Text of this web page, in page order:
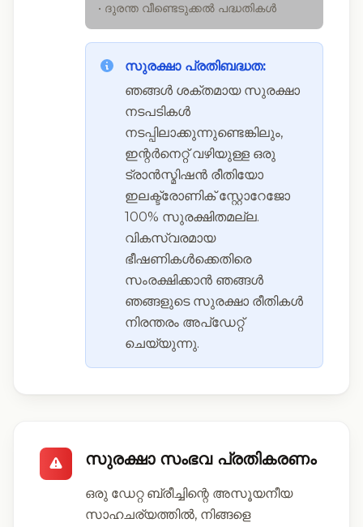
• ദുരന്ത വീണ്ടെടുക്കൽ പദ്ധതികൾ
സുരക്ഷാ പ്രതിബദ്ധത:
ഞങ്ങൾ ശക്തമായ സുരക്ഷാ
നടപടികൾ
നടപ്പിലാക്കുന്നുണ്ടെങ്കിലും,
ഇന്റർനെറ്റ് വഴിയുള്ള ഒരു
ട്രാൻസ്മിഷൻ രീതിയോ
ഇലക്ട്രോണിക് സ്റ്റോറേജോ
100% സുരക്ഷിതമല്ല.
വികസ്വരമായ
ഭീഷണികൾക്കെതിരെ
സംരക്ഷിക്കാൻ ഞങ്ങൾ
ഞങ്ങളുടെ സുരക്ഷാ രീതികൾ
നിരന്തരം അപ്ഡേറ്റ്
ചെയ്യുന്നു.
സുരക്ഷാ സംഭവ പ്രതികരണം
ഒരു ഡേറ്റ ബ്രീച്ചിന്റെ അസൂയനീയ
സാഹചര്യത്തിൽ, നിങ്ങളെ